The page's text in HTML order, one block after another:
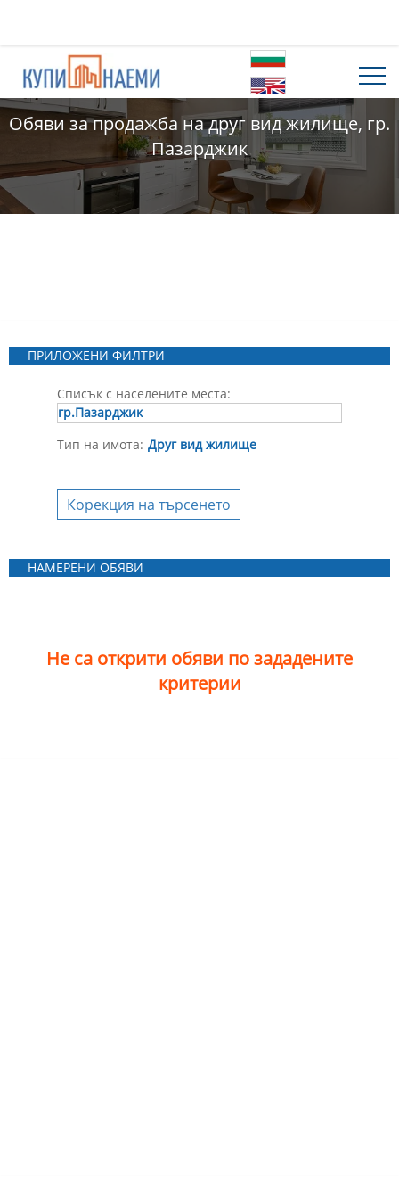
Обяви за продажба на друг вид жилище, гр.
Пазарджик
ПРИЛОЖЕНИ ФИЛТРИ
Списък с населените места:
гр.Пазарджик
Тип на имота: Друг вид жилище
Корекция на търсенето
НАМЕРЕНИ ОБЯВИ
Не са открити обяви по зададените
критерии